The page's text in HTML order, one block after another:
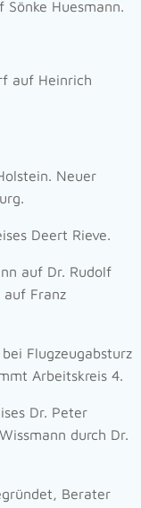
Huesmann.
auf Heinrich
Neuer
Deert Rieve.
auf Dr. Rudolf
auf Franz
Flugzeugabsturz
Arbeitskreis 4.
Dr. Peter
durch Dr.
Berater